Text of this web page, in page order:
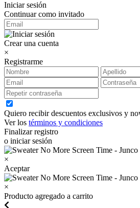
Iniciar sesión
Continuar como invitado
Crear una cuenta
×
Registrarme
Quiero recibir descuentos exclusivos y
Ver los términos y condiciones
Finalizar registro
o iniciar sesión
×
Aceptar
×
Producto agregado a carrito